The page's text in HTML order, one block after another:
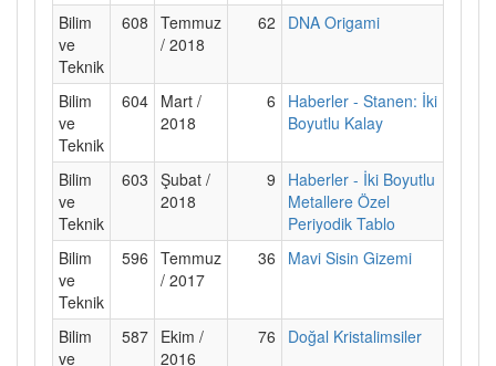
Bilim
ve
Teknik
608 Temmuz
/ 2018
62 DNA Origami
Bilim
ve
Teknik
604 Mart /
2018
6
Haberler - Stanen: İki
Boyutlu Kalay
Bilim
ve
Teknik
603 Şubat /
2018
9
Haberler - İki Boyutlu
Metallere Özel
Periyodik Tablo
Bilim
ve
Teknik
596 Temmuz
/ 2017
36 Mavi Sisin Gizemi
Bilim
ve
587 Ekim /
2016
76 Doğal Kristalimsiler